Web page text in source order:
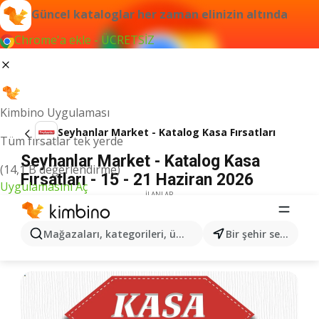
Güncel kataloglar her zaman elinizin altında
Chrome'a ekle - ÜCRETSİZ
Kimbino Uygulaması
Tüm fırsatlar tek yerde
(14,1 B değerlendirme)
Uygulamasını Aç
Mağazaları, kategorileri, ürünleri arayın... Bir şehir seçin
Seyhanlar Market - Katalog Kasa Fırsatları
Seyhanlar Market - Katalog Kasa
Fırsatları - 15 - 21 Haziran 2026
İLANLAR